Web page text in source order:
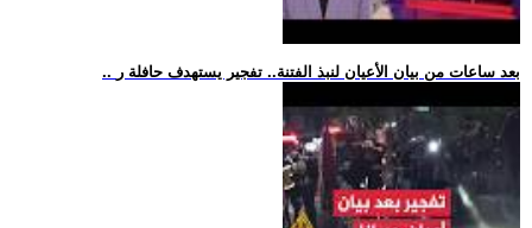
.. بعد ساعات من بيان الأعيان لنبذ الفتنة.. تفجير يستهدف حافلة ر